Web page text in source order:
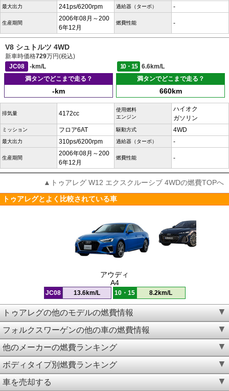
最大出力 241ps/6200rpm 過給器（ターボ） -
生産期間
2006年08月～200
6年12月
燃費性能 -
V8 シュトルツ 4WD
新車時価格729万円(税込)
JC08
-km/L 10・15
6.6km/L
満タンでどこまで走る？
-km
満タンでどこまで走る？
660km
排気量 4172cc
使用燃料
エンジン
ハイオク
ガソリン
ミッション フロア6AT 駆動方式 4WD
最大出力 310ps/6200rpm 過給器（ターボ） -
生産期間
2006年08月～200
6年12月
燃費性能 -
▲トゥアレグ W12 エクスクルーシブ 4WDの燃費TOPへ
トゥアレグとよく比較されている車
アウディ
A4
JC08 13.6km/L 10・15 8.2km/L
トゥアレグの他のモデルの燃費情報
フォルクスワーゲンの他の車の燃費情報
他のメーカーの燃費ランキング
ボディタイプ別燃費ランキング
車を売却する